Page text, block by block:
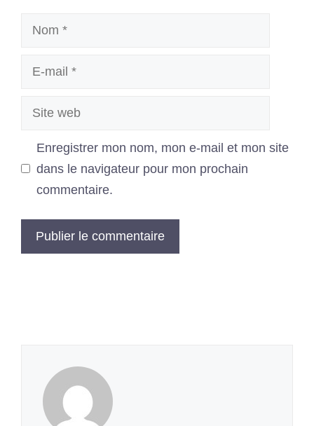
Nom
Site
Enregistrer mon nom, mon e-mail et mon site
dans le navigateur pour mon prochain
commentaire.